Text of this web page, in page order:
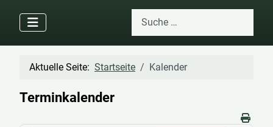
Suchen
Aktuelle Seite: Startseite Kalender
Terminkalender